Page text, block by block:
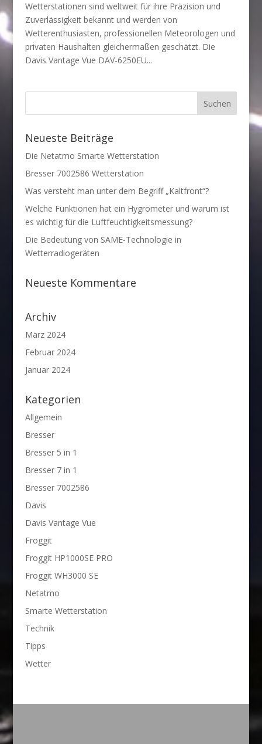
Wetterstationen sind weltweit für ihre Präzision und
Zuverlässigkeit bekannt und werden von
Wetterenthusiasten, professionellen Meteorologen und
privaten Haushalten gleichermaßen geschätzt. Die
Davis Vantage Vue DAV-6250EU...
Neueste Beiträge
Die Netatmo Smarte Wetterstation
Bresser 7002586 Wetterstation
Was versteht man unter dem Begriff „Kaltfront“?
Welche Funktionen hat ein Hygrometer und warum ist
es wichtig für die Luftfeuchtigkeitsmessung?
Die Bedeutung von SAME-Technologie in
Wetterradiogeräten
Neueste Kommentare
Archiv
März 2024
Februar 2024
Januar 2024
Kategorien
Allgemein
Bresser
Bresser 5 in 1
Bresser 7 in 1
Bresser 7002586
Davis
Davis Vantage Vue
Froggit
Froggit HP1000SE PRO
Froggit WH3000 SE
Netatmo
Smarte Wetterstation
Technik
Tipps
Wetter